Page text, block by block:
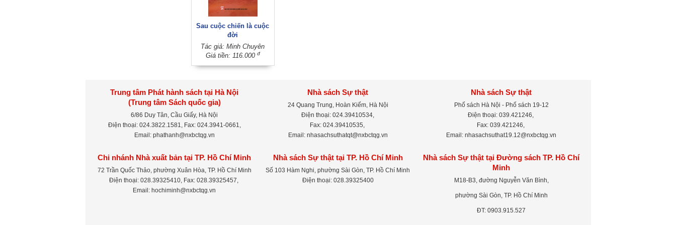
Sau cuộc chiến là cuộc
đời
Tác giả: Minh Chuyên
Giá tiền: 116.000 đ
Trung tâm Phát hành sách tại Hà Nội
(Trung tâm Sách quốc gia)
6/86 Duy Tân, Cầu Giấy, Hà Nội
Điện thoại: 024.3822.1581, Fax: 024.3941-0661,
Email: phathanh@nxbctqg.vn
Nhà sách Sự thật
24 Quang Trung, Hoàn Kiếm, Hà Nội
Điện thoại: 024.39410534,
Fax: 024.39410535,
Email: nhasachsuthatqt@nxbctqg.vn
Nhà sách Sự thật
Phố sách Hà Nội - Phố sách 19-12
Điện thoại: 039.421246,
Fax: 039.421246,
Email: nhasachsuthat19.12@nxbctqg.vn
Chi nhánh Nhà xuất bản tại TP. Hồ Chí Minh
72 Trần Quốc Thảo, phường Xuân Hòa, TP. Hồ Chí Minh
Điện thoại: 028.39325410, Fax: 028.39325457,
Email: hochiminh@nxbctqg.vn
Nhà sách Sự thật tại TP. Hồ Chí Minh
Số 103 Hàm Nghi, phường Sài Gòn, TP. Hồ Chí Minh
Điện thoại: 028.39325400
Nhà sách Sự thật tại Đường sách TP. Hồ Chí
Minh
M18-B3, đường Nguyễn Văn Bình,
phường Sài Gòn, TP. Hồ Chí Minh
ĐT: 0903.915.527